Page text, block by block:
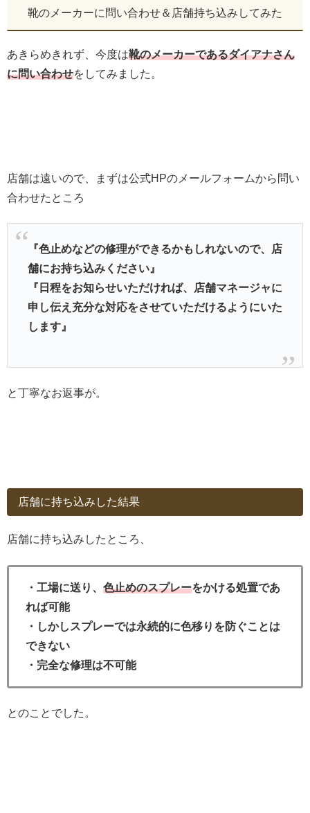
靴のメーカーに問い合わせ＆店舗持ち込みしてみた
あきらめきれず、今度は靴のメーカーであるダイアナさん
に問い合わせをしてみました。
店舗は遠いので、まずは公式HPのメールフォームから問い
合わせたところ
『色止めなどの修理ができるかもしれないので、店
舗にお持ち込みください』
『日程をお知らせいただければ、店舗マネージャに
申し伝え充分な対応をさせていただけるようにいた
します』
と丁寧なお返事が。
店舗に持ち込みした結果
店舗に持ち込みしたところ、
・工場に送り、 色止めのスプレーをかける処置であ
れば可能
・しかしスプレーでは永続的に色移りを防ぐことは
できない
・完全な修理は不可能
とのことでした。